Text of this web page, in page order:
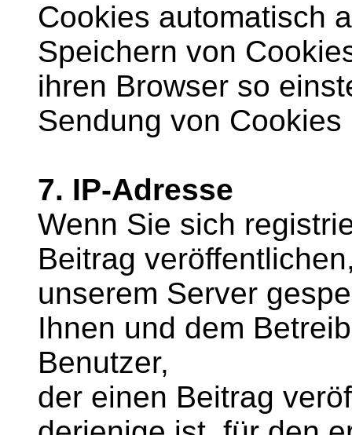
Cookies automatisch
Speichern von
ihren Browser so
Sendung von Cookies
7. IP-Adresse
Wenn Sie sich
Beitrag
unserem Server
Ihnen und dem
Benutzer,
der einen Beitrag